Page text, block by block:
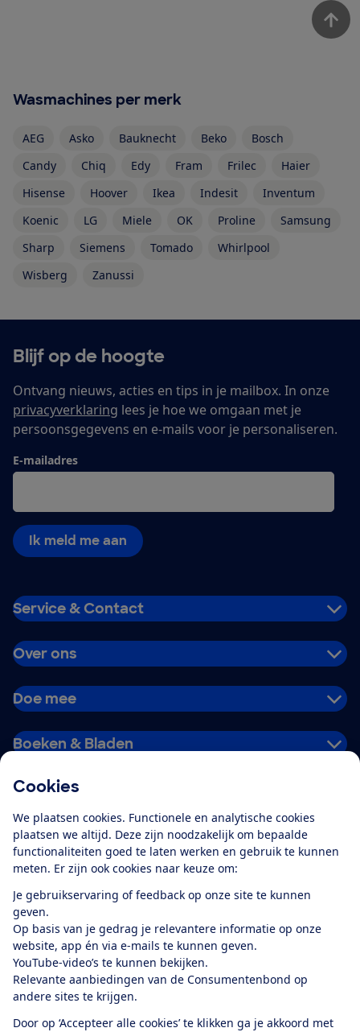
Cookies
We plaatsen cookies. Functionele en analytische cookies
plaatsen we altijd. Deze zijn noodzakelijk om bepaalde
functionaliteiten goed te laten werken en gebruik te kunnen
meten. Er zijn ook cookies naar keuze om:
Je gebruikservaring of feedback op onze site te kunnen
geven.
Op basis van je gedrag je relevantere informatie op onze
website, app én via e-mails te kunnen geven.
YouTube-video’s te kunnen bekijken.
Relevante aanbiedingen van de Consumentenbond op
andere sites te krijgen.
Door op ‘Accepteer alle cookies’ te klikken ga je akkoord met
Wasmachines per merk
AEG Asko Bauknecht Beko
Bosch
Candy
Chiq Edy Fram Frilec
Haier
Hisense
Hoover Ikea Indesit
Inventum
Koenic
LG Miele OK Proline
Samsung
Sharp
Siemens Tomado
Whirlpool
Wisberg
Zanussi
Blijf op de hoogte
Ontvang nieuws, acties en tips in je mailbox. In onze
privacyverklaring lees je hoe we omgaan met je
persoonsgegevens en e-mails voor je personaliseren.
E-mailadres
Ik meld me aan
Service & Contact
Over ons
Doe mee
Boeken & Bladen
Alles over de
app
Algemene Voorwaarden
Privacyverklaring
Cookiebeleid
Privacyvoorkeuren
Toegankelijkheid
RSS-feed nieuws
FacebookTwitterInstagram
YoutubeLinkedIn